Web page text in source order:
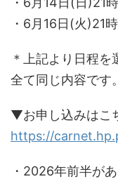
・6月16日(火)21
＊上記より日程を
全て同じ内容です。
▼お申し込みはこ
https://
・2026年前半が